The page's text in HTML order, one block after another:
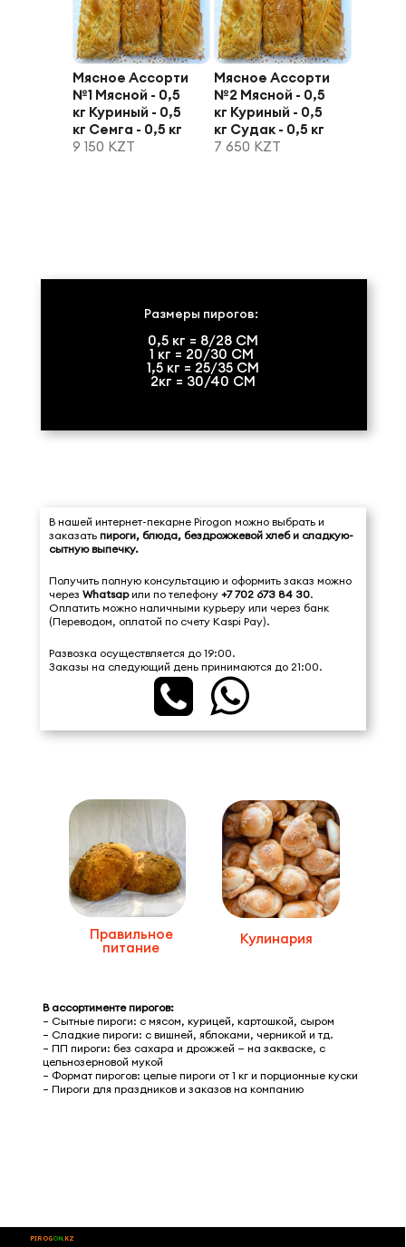
Размеры пирогов:
0,5 кг = 8/28 СМ
1 кг = 20/30 СМ
1,5 кг = 25/35 СМ
2кг = 30/40 СМ
Мясное Ассорти
№1 Мясной - 0,5
кг Куриный - 0,5
кг Семга - 0,5 кг
9 150 KZT
Мясное Ассорти
№2 Мясной - 0,5
кг Куриный - 0,5
кг Судак - 0,5 кг
7 650 KZT

В нашей интернет-пекарне Pirogon можно выбрать и
заказать пироги, блюда, бездрожжевой хлеб и сладкую-
сытную выпечку.
Получить полную консультацию и оформить заказ можно
через Whatsapили по телефону +7 702 673 84 30.
Оплатить можно наличными курьеру или через банк
(Переводом, оплатой по счету Kaspi Pay).
Развозка осуществляется до 19:00.
Заказы на следующий день принимаются до 21:00.
В ассортименте пирогов:
– Сытные пироги: с мясом, курицей, картошкой, сыром
– Сладкие пироги: с вишней, яблоками, черникой и тд.
– ПП пироги: без сахара и дрожжей — на закваске, с
цельнозерновой мукой
– Формат пирогов: целые пироги от 1 кг и порционные куски
– Пироги для праздников и заказов на компанию

Правильное
питание
Кулинария
PIROGON.KZ